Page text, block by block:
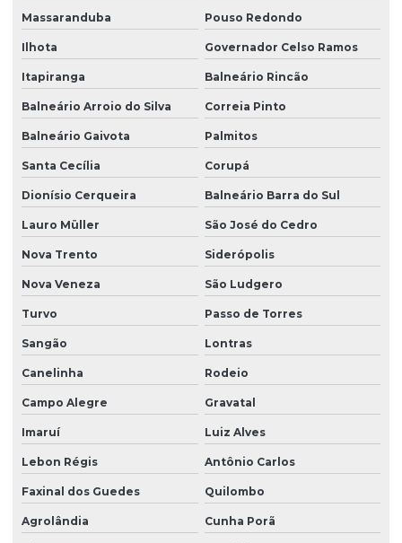
Projeto de grandes vãos para construtoras
Projeto hidraulico alvenaria estrutural
Projeto hidraulico basico
Projeto hidraulico completo
Projeto hidraulico e hidrossanitário
Projeto hidráulico loteamento
Projeto hidráulico predial
Projeto hidráulico residencial
Projeto hidraulico sobrado
Projeto hidrossanitário
Projeto hidrossanitário apartamento
Projeto hidrossanitário em bim
Projeto hidrossanitário comercial
Projeto hidrossanitário edifício
Projeto hidrossanitário hospital
Massaranduba Pouso Redondo
Ilhota Governador Celso Ramos
Itapiranga Balneário Rincão
Balneário Arroio do Silva Correia Pinto
Balneário Gaivota Palmitos
Santa Cecília Corupá
Dionísio Cerqueira Balneário Barra do Sul
Lauro Müller São José do Cedro
Nova Trento Siderópolis
Nova Veneza São Ludgero
Turvo Passo de Torres
Sangão Lontras
Canelinha Rodeio
Campo Alegre Gravatal
Imaruí Luiz Alves
Lebon Régis Antônio Carlos
Faxinal dos Guedes Quilombo
Agrolândia Cunha Porã